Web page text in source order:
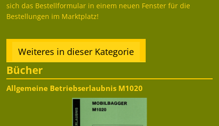
sich das Bestellformular in einem neuen Fenster für die
Bestellungen im Marktplatz!
Weiteres in dieser Kategorie
Bücher
Allgemeine Betriebserlaubnis M1020